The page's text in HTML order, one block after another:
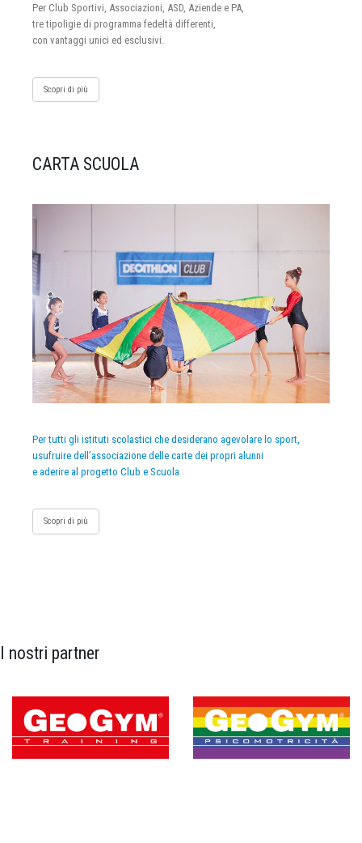
Per Club Sportivi, Associazioni, ASD, Aziende e PA,
tre tipoligie di programma fedeltà differenti,
con vantaggi unici ed esclusivi.
Scopri di più
CARTA SCUOLA
Per tutti gli istituti scolastici che desiderano agevolare lo sport,
usufruire dell’associazione delle carte dei propri alunni
e aderire al progetto Club e Scuola
Scopri di più
I nostri partner